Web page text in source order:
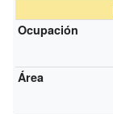
Ocupación
Área